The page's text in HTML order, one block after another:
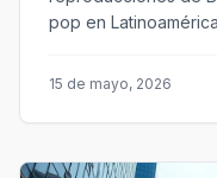
pop en
15 de mayo, 2026